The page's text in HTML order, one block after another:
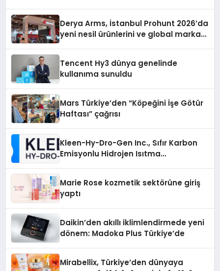
Derya Arms, İstanbul Prohunt 2026’da
yeni nesil ürünlerini ve global marka
Tencent Hy3 dünya genelinde
kullanıma sunuldu
Mars Türkiye’den “Köpeğini İşe Götür
Haftası” çağrısı
Kleen-Hy-Dro-Gen Inc., Sıfır Karbon
Emisyonlu Hidrojen Isıtma
Marie Rose kozmetik sektörüne giriş
yaptı
Daikin’den akıllı iklimlendirmede yeni
dönem: Madoka Plus Türkiye’de
Mirabellix, Türkiye’den dünyaya